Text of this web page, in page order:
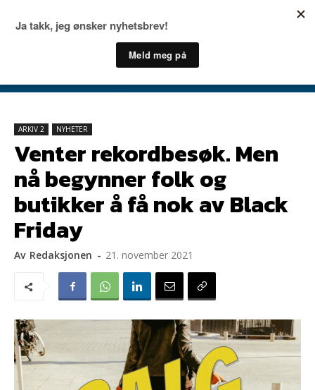
ARKIV 2 NYHETER
Venter rekordbesøk. Men
nå begynner folk og
butikker å få nok av Black
Friday
Av Redaksjonen - 21. november 2021